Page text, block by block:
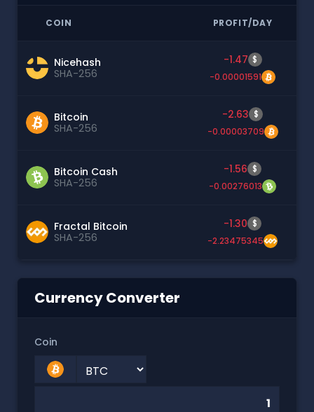
COIN PROFIT/DAY
Nicehash
SHA-256
-1.47 $
-0.00001591
Bitcoin
SHA-256
-2.63 $
-0.00003709
Bitcoin Cash
SHA-256
-1.56 $
-0.00276013
Fractal Bitcoin
SHA-256
-1.30 $
-2.23475345
Currency Converter
Coin